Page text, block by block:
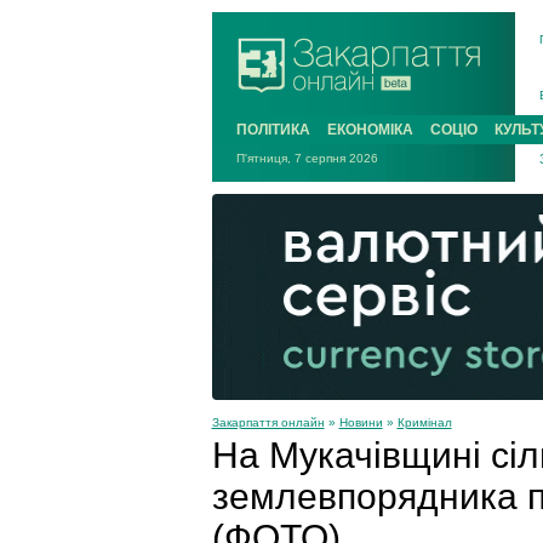
ПОЛІТИКА ЕКОНОМІКА СОЦІО
П'ятниця, 7 серпня 2026
Закарпаття онлайн » Новини » Кримінал
На Мукачівщині
землевпорядника